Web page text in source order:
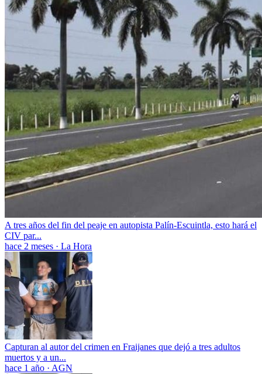
A tres años del fin del peaje en autopista Palín-Escuintla, esto hará el
CIV par...
hace 2 meses · La Hora
Capturan al autor del crimen en Fraijanes que dejó a tres adultos
muertos y a un...
hace 1 año · AGN